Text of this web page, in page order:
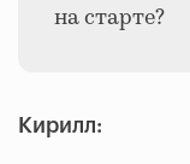
на старте?
Кирилл: